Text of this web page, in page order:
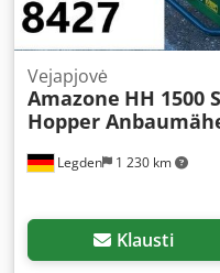
Legden 1 230 km
Vejapjovė
Amazone HH 1500
Hopper
Klausti